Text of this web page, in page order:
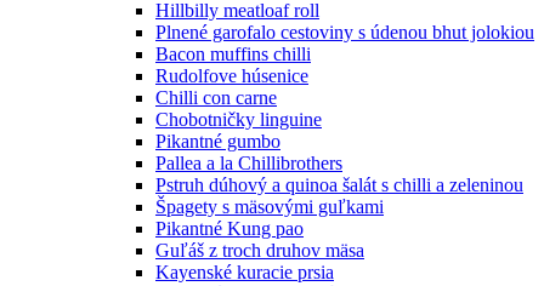
Hillbilly meatloaf roll
Plnené garofalo cestoviny s údenou bhut jolokiou
Bacon muffins chilli
Rudolfove húsenice
Chilli con carne
Chobotničky linguine
Pikantné gumbo
Pallea a la Chillibrothers
Pstruh dúhový a quinoa šalát s chilli a zeleninou
Špagety s mäsovými guľkami
Pikantné Kung pao
Guľáš z troch druhov mäsa
Kayenské kuracie prsia